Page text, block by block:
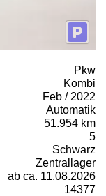
Pkw
Kombi
Feb / 2022
Automatik
51.954 km
5
Schwarz
Zentrallager
ab ca. 11.08.2026
14377